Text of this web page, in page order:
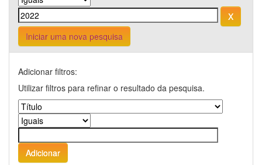
Iniciar uma nova pesquisa
Adicionar filtros:
Utilizar filtros para refinar o resultado da pesquisa.